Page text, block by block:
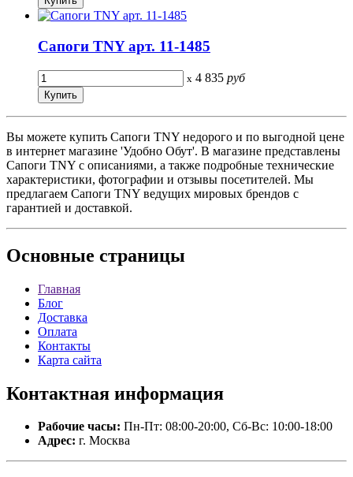
Сапоги TNY арт. 11-1485
x 4 835 руб
Вы можете купить Сапоги TNY недорого и по выгодной цене
в интернет магазине 'Удобно Обут'. В магазине представлены
Сапоги TNY с описаниями, а также подробные технические
характеристики, фотографии и отзывы посетителей. Мы
предлагаем Сапоги TNY ведущих мировых брендов с
гарантией и доставкой.
Основные страницы
Главная
Блог
Доставка
Оплата
Контакты
Карта сайта
Контактная информация
Рабочие часы: Пн-Пт: 08:00-20:00, Сб-Вс: 10:00-18:00
Адрес: г. Москва